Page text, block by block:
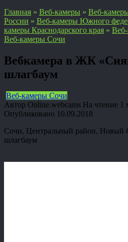
Главная » Веб-камеры » Веб-
России » Веб-камеры Южного
камеры Краснодарского края »
Веб-камеры Сочи
Вебкамера в ЖК
шлагбаум
Веб-камеры Сочи
Автор Online.webcams На чтение 1
Опубликовано 10.09.2018
Сочи, Центральный район, Новый
шлагбаум